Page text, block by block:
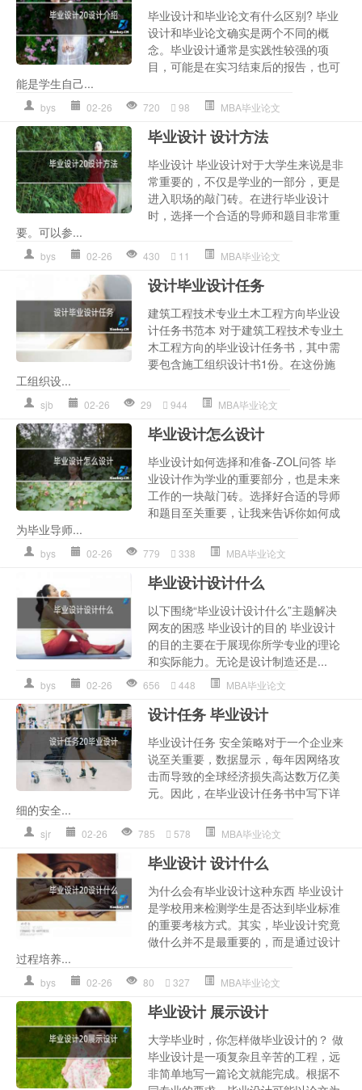
毕业设计和毕业论文有什么区别? 毕业
设计和毕业论文确实是两个不同的概
念。毕业设计通常是实践性较强的项
目，可能是在实习结束后的报告，也可
能是学生自己...
bys 02-26 720 98 MBA毕业论文
毕业设计 设计方法
毕业设计 毕业设计对于大学生来说是非
常重要的，不仅是学业的一部分，更是
进入职场的敲门砖。在进行毕业设计
时，选择一个合适的导师和题目非常重
要。可以参...
bys 02-26 430 11 MBA毕业论文
设计毕业设计任务
建筑工程技术专业土木工程方向毕业设
计任务书范本 对于建筑工程技术专业土
木工程方向的毕业设计任务书，其中需
要包含施工组织设计书1份。在这份施
工组织设...
sjb 02-26 29 944 MBA毕业论文
毕业设计怎么设计
毕业设计如何选择和准备-ZOL问答 毕
业设计作为学业的重要部分，也是未来
工作的一块敲门砖。选择好合适的导师
和题目至关重要，让我来告诉你如何成
为毕业导师...
bys 02-26 779 338 MBA毕业论文
毕业设计设计什么
以下围绕“毕业设计设计什么”主题解决
网友的困惑 毕业设计的目的 毕业设计
的目的主要在于展现你所学专业的理论
和实际能力。无论是设计制造还是...
bys 02-26 656 448 MBA毕业论文
设计任务 毕业设计
毕业设计任务 安全策略对于一个企业来
说至关重要，数据显示，每年因网络攻
击而导致的全球经济损失高达数万亿美
元。因此，在毕业设计任务书中写下详
细的安全...
sjr 02-26 785 578 MBA毕业论文
毕业设计 设计什么
为什么会有毕业设计这种东西 毕业设计
是学校用来检测学生是否达到毕业标准
的重要考核方式。其实，毕业设计究竟
做什么并不是最重要的，而是通过设计
过程培养...
bys 02-26 80 327 MBA毕业论文
毕业设计 展示设计
大学毕业时，你怎样做毕业设计的？ 做
毕业设计是一项复杂且辛苦的工程，远
非简单地写一篇论文就能完成。根据不